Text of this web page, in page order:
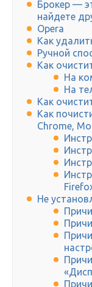
Брокер —
найдете
Opera
Как
Ручной
Как
На
На
Как
Как
Chrome,
Не